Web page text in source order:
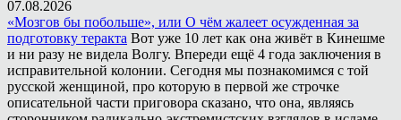
07.08.2026
«Мозгов бы побольше», или О чём жалеет осужденная за
подготовку теракта Вот уже 10 лет как она живёт в Кинешме
и ни разу не видела Волгу. Впереди ещё 4 года заключения в
исправительной колонии. Сегодня мы познакомимся с той
русской женщиной, про которую в первой же строчке
описательной части приговора сказано, что она, являясь